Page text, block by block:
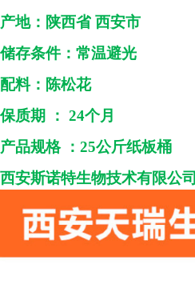
产地： 陕西省 西安市
储存条件：常温避光
配料： 陈松花
保质期
： 24个月
产品规格
： 25公斤纸板桶
西安斯诺特生物技术有限公司